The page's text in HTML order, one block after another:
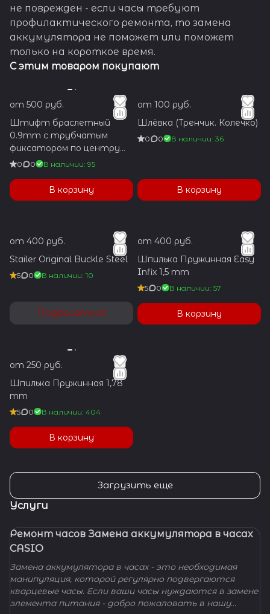
не поврежден - если часы требуют
профилактического ремонта, то замена
аккумулятора не поможет или поможет
только на короткое время.
С этим товаром покупают
от 500 руб.
Штифт браслетный
0.9mm с трубчатым
фиксатором по центру
1.2x5.9mm
0 0 В наличии: 95
В корзину
от 100 руб.
Шлёвка (Тренчик. Колечко)
0 0 В наличии: 36
В корзину
от 400 руб.
Stailer Original Buckle Steel
5 0 В наличии: 10
Подписаться
от 400 руб.
Шпилька Пружинная Easy
Infix 1,5 mm
5 0 В наличии: 57
В корзину
от 250 руб.
Шпилька Пружинная 1,78
mm
5 0 В наличии: 404
В корзину
Загрузить еще
Услуги
Ремонт часов Замена аккумулятора в часах
CASIO
Замена аккумулятора в часах - это необходимая
манипуляция, которой регулярно подвергаются
кварцевые часы. Если ваши часы нуждаются в замене
элемента питания - добро пожаловать в нашу